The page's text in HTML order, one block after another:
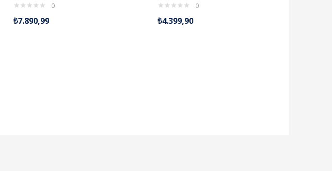
0
₺7.890,99
0
₺4.399,90